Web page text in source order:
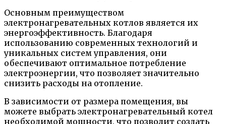
Основным преимуществом
электронагревательных котлов является их
энергоэффективность. Благодаря
использованию современных технологий и
уникальных систем управления, они
обеспечивают оптимальное потребление
электроэнергии, что позволяет значительно
снизить расходы на отопление.
В зависимости от размера помещения, вы
можете выбрать электронагревательный котел
необходимой мощности, что позволит создать